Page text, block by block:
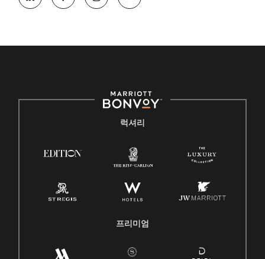
럭셔리
프리미엄